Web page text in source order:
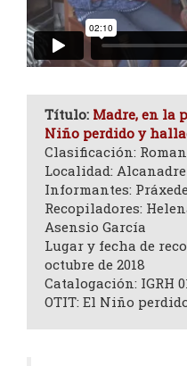
Título: Madre, en la
Niño perdido y
Clasificación:
Localidad: Alcanadre
Informantes:
Recopiladores:
Asensio García
Lugar y fecha de
octubre de 2018
Catalogación: IGRH
OTIT: El Niño